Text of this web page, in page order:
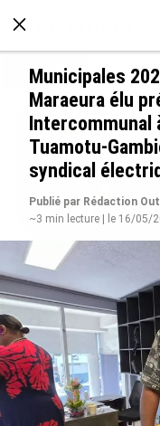
À LA UNE
Grandes figures
Paulette Nardal,
cœur du
le 09/08/2026
Municipales
Maraeura élu
Intercommunal
Tuamotu-
syndical
Publié par Rédaction
~3 min lecture | le 16/05/